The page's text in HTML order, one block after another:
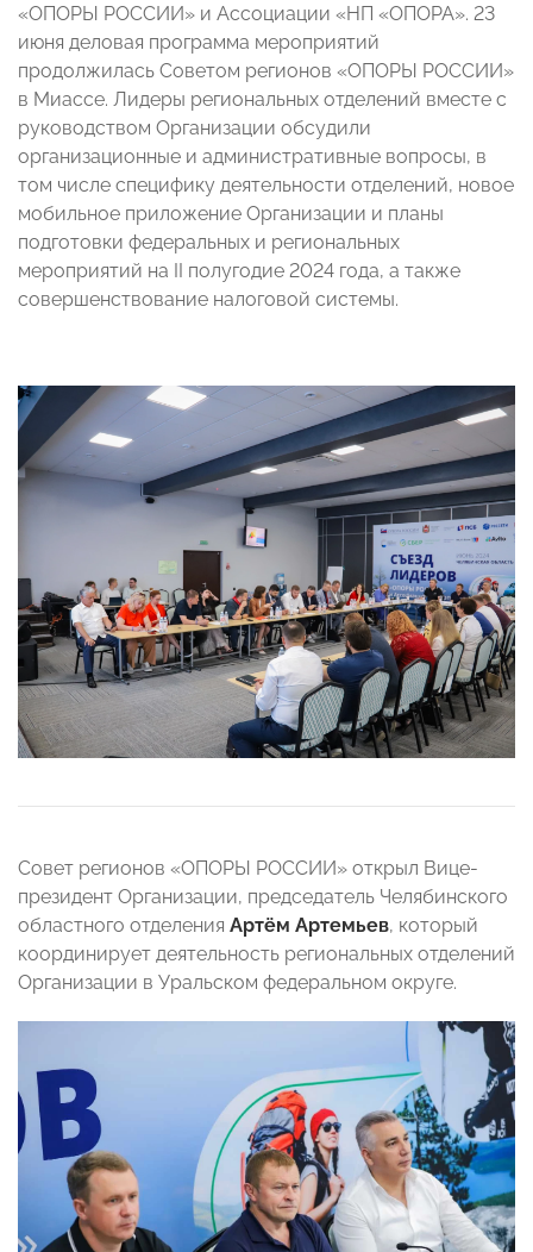
«ОПОРЫ РОССИИ» и Ассоциации «НП «ОПОРА». 23
июня деловая программа мероприятий
продолжилась Советом регионов «ОПОРЫ РОССИИ»
в Миассе. Лидеры региональных отделений вместе с
руководством Организации обсудили
организационные и административные вопросы, в
том числе специфику деятельности отделений, новое
мобильное приложение Организации и планы
подготовки федеральных и региональных
мероприятий на II полугодие 2024 года, а также
совершенствование налоговой системы.
Совет регионов «ОПОРЫ РОССИИ» открыл Вице-
президент Организации, председатель Челябинского
областного отделения Артём Артемьев, который
координирует деятельность региональных отделений
Организации в Уральском федеральном округе.